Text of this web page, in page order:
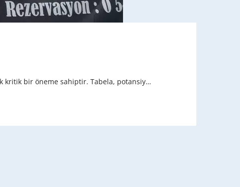
kritik bir öneme sahiptir. Tabela, potansiy…